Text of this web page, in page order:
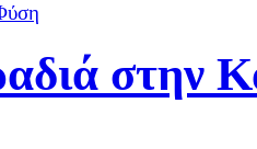
στην